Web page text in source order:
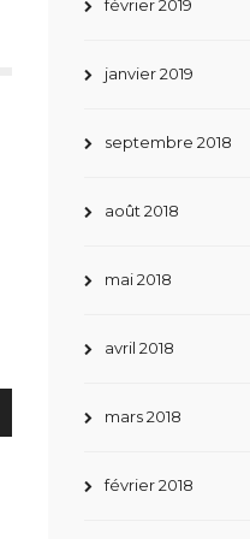
février 2019
janvier 2019
septembre 2018
août 2018
mai 2018
avril 2018
mars 2018
février 2018